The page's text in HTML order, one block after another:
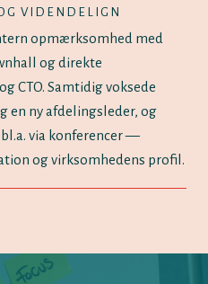
VIDENDELIGN
opmærksomhed med
og direkte
CTO. Samtidig voksede
en ny afdelingsleder, og
via konferencer —
og virksomhedens profil.